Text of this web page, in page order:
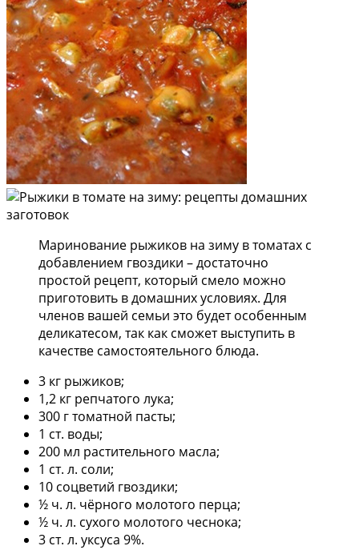
Маринование рыжиков на зиму в томатах с
добавлением гвоздики – достаточно
простой рецепт, который смело можно
приготовить в домашних условиях. Для
членов вашей семьи это будет особенным
деликатесом, так как сможет выступить в
качестве самостоятельного блюда.
3 кг рыжиков;
1,2 кг репчатого лука;
300 г томатной пасты;
1 ст. воды;
200 мл растительного масла;
1 ст. л. соли;
10 соцветий гвоздики;
½ ч. л. чёрного молотого перца;
½ ч. л. сухого молотого чеснока;
3 ст. л. уксуса 9%.